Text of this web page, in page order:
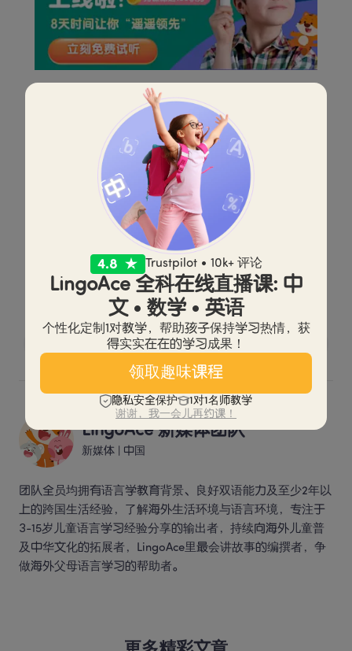
立刻预约免费试听！
有帮助吗？
订阅我们，获取最有价值的海外学习信息！
LingoAce 新媒体团队
新媒体 中国
团队全员均拥有语言学教育背景、良好双语能力及至少2年以
上的跨国生活经验，了解海外生活环境与语言环境，专注于
3-15岁儿童语言学习经验分享的输出者，持续向海外儿童普
及中华文化的拓展者，LingoAce里最会讲故事的编撰者，争
做海外父母语言学习的帮助者。
Trustpilot • 10k+ 评论
LingoAce 全科在线直播课: 中
文 • 数学 • 英语
个性化定制1对教学，帮助孩子保持学习热情，获
得实实在在的学习成果！
领取趣味课程
隐私安全保护
1对1名师教学
谢谢，我一会儿再约课！